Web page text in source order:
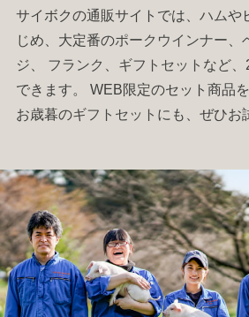
サイボクの通販サイトでは、 ハムや
じめ、大定番のポークウインナー、
ジ、 フランク 、 ギフトセット など、
できます。 WEB限定のセット商品
お歳暮のギフトセット にも、ぜひお